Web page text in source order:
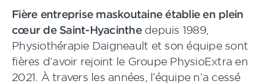
Fière entreprise maskoutaine établie en plein
cœur de Saint-Hyacinthedepuis 1989,
Physiothérapie Daigneault et son équipe sont
fières d’avoir rejoint le Groupe PhysioExtra en
2021. À travers les années, l’équipe n’a cessé